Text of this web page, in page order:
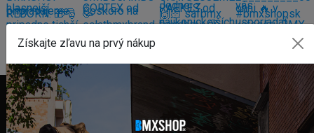
Získajte zľavu na prvý nákup